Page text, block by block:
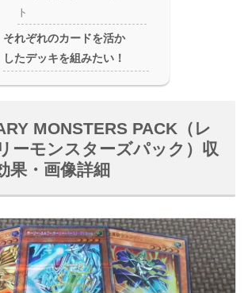
ト
それぞれのカードを活か
したデッキを組みたい！
MONSTERS PACK（レ
ーモンスターズパック）収
果・画像詳細